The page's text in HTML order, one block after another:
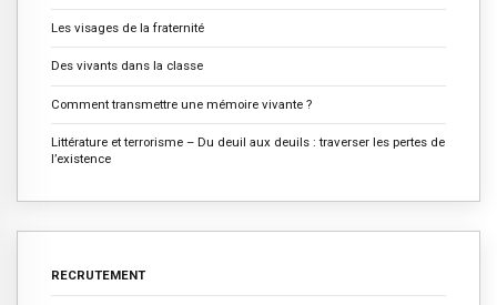
Les visages de la fraternité
Des vivants dans la classe
Comment transmettre une mémoire vivante ?
Littérature et terrorisme – Du deuil aux deuils : traverser les pertes de
l’existence
RECRUTEMENT